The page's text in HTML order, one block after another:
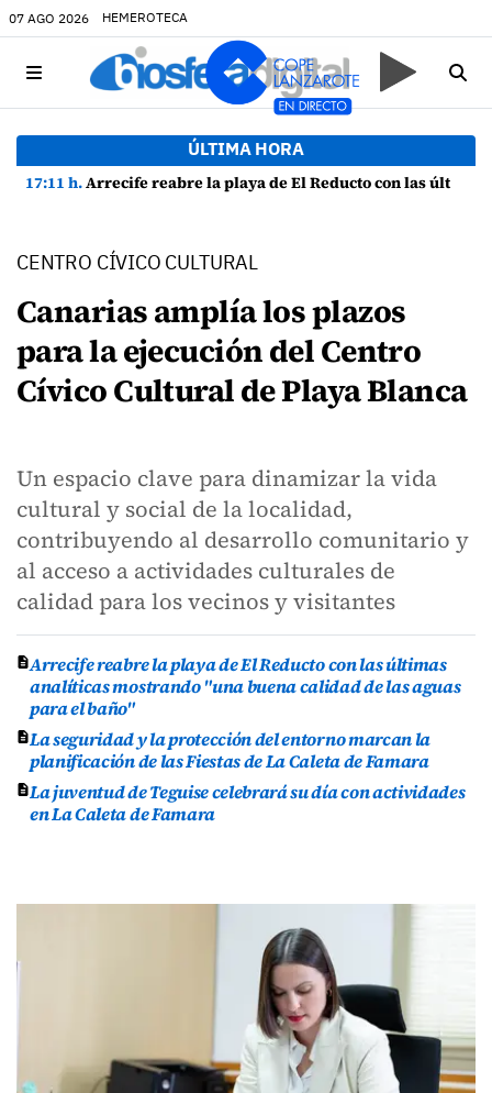
07 AGO 2026 HEMEROTECA
ÚLTIMA HORA
17:11 h.Arrecife reabre la playa de El Reducto con las últimas analíticas mostrando "una buena calidad de las aguas para el baño"
CENTRO CÍVICO CULTURAL
Canarias amplía los plazos
para la ejecución del Centro
Cívico Cultural de Playa Blanca
Un espacio clave para dinamizar la vida
cultural y social de la localidad,
contribuyendo al desarrollo comunitario y
al acceso a actividades culturales de
calidad para los vecinos y visitantes
Arrecife reabre la playa de El Reducto con las últimas
analíticas mostrando "una buena calidad de las aguas
para el baño"
La seguridad y la protección del entorno marcan la
planificación de las Fiestas de La Caleta de Famara
La juventud de Teguise celebrará su día con actividades
en La Caleta de Famara